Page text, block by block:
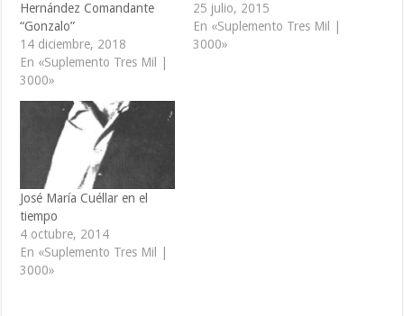
Hernández Comandante
“Gonzalo”
14 diciembre, 2018
En «Suplemento Tres Mil |
3000»
25 julio, 2015
En «Suplemento Tres Mil |
3000»
José María Cuéllar en el
tiempo
4 octubre, 2014
En «Suplemento Tres Mil |
3000»